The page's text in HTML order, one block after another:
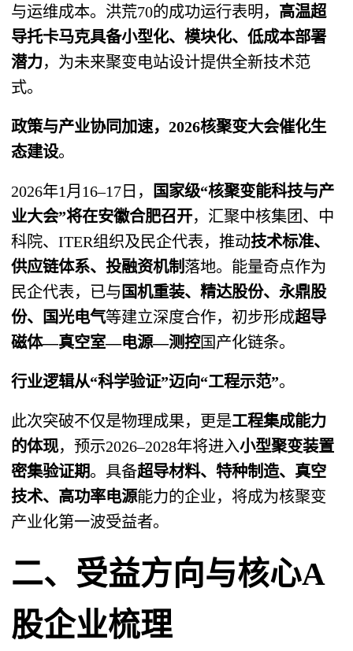
与运维成本。洪荒70的成功运行表明， 高温超
导托卡马克具备小型化、模块化、低成本部署
潜力，为未来聚变电站设计提供全新技术范
式。
政策与产业协同加速，2026核聚变大会催化生
态建设。
2026年1月16–17日，
国家级“核聚变能科技与产
业大会”将在安徽合肥召开，汇聚中核集团、中
科院、ITER组织及民企代表，推动技术标准、
供应链体系、投融资机制 落地。能量奇点作为
民企代表，已与 国机重装、精达股份、永鼎股
份、国光电气等建立深度合作，初步形成超导
磁体—真空室—电源—测控国产化链条。
行业逻辑从“科学验证”迈向“工程示范”。
此次突破不仅是物理成果，更是工程集成能力
的体现，预示2026–2028年将进入小型聚变装置
密集验证期。具备超导材料、特种制造、真空
技术、高功率电源能力的企业，将成为核聚变
产业化第一波受益者。
二、受益方向与核心A
股企业梳理